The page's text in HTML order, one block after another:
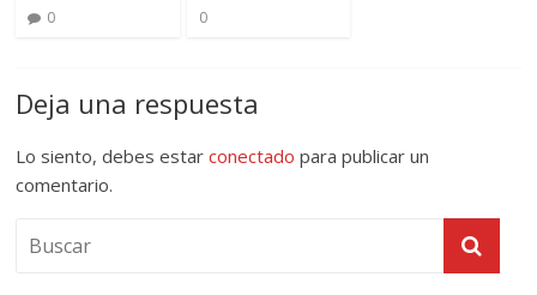
0
0
Deja una respuesta
Lo siento, debes estarconectado para publicar un
comentario.